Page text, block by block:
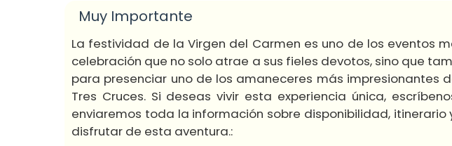
Muy Importante
La festividad de la Virgen del Carmen es uno de los eventos
celebración que no solo atrae a sus fieles devotos, sino que
para presenciar uno de los amaneceres más impresionantes
Tres Cruces. Si deseas vivir esta experiencia única,
enviaremos toda la información sobre disponibilidad,
disfrutar de esta aventura.: